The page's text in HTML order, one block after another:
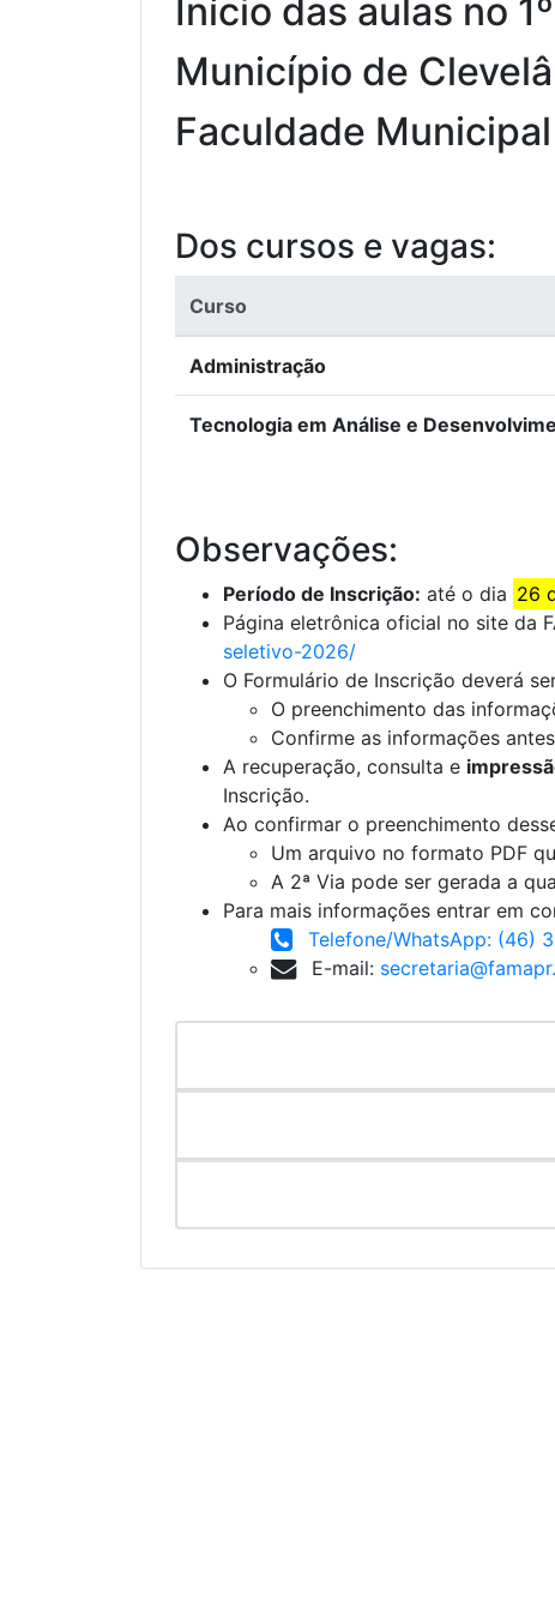
Início das aulas no
Município de
Faculdade
Dos cursos e vagas:
Curso
Administração
Tecnologia em Análise e
Observações:
Período de Inscrição: até o dia 26
Página eletrônica oficial no site da
seletivo-2026/
O Formulário de Inscrição deverá
O preenchimento das
Confirme as informações
A recuperação, consulta e
Inscrição.
Ao confirmar o preenchimento
Um arquivo no formato PDF
A 2ª Via pode ser gerada a
Para mais informações entrar em
Telefone/WhatsApp: (46)
E-mail: